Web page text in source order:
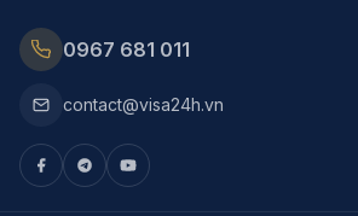
0967 681 011
contact@visa24h.vn